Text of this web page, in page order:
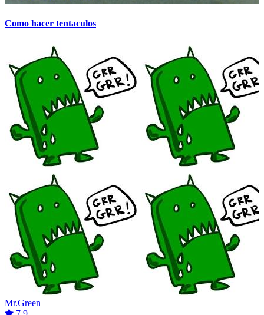
Como hacer tentaculos
Mr.Green